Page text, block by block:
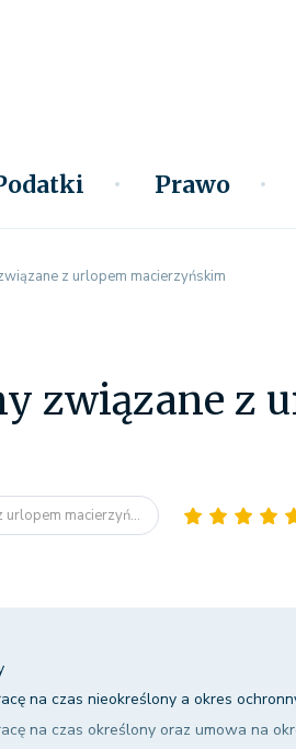
Prawo
z urlopem macierzyńskim
związane z
macierzyń...
na czas nieokreślony a okres
na czas określony oraz umowa na